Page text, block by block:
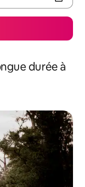
durée à